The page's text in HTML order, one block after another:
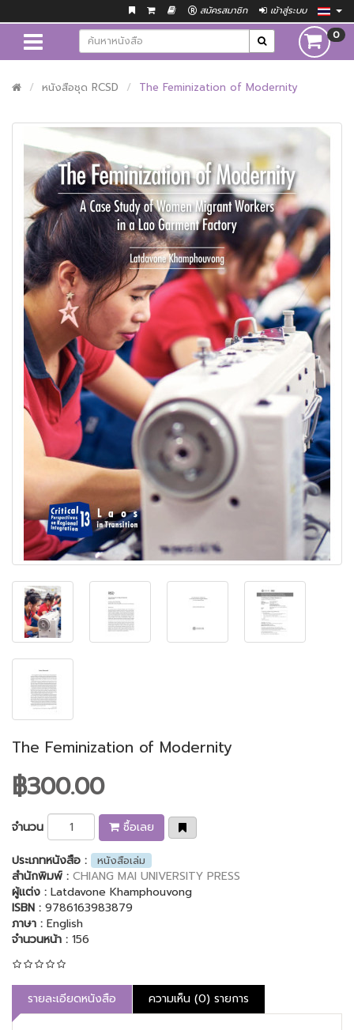
สมัครสมาชิก เข้าสู่ระบบ
0
หนังสือชุด RCSD The Feminization of Modernity
The Feminization of Modernity
฿300.00
จำนวน
ซื้อเลย
ประเภทหนังสือ :
หนังสือเล่ม
สำนักพิมพ์ : CHIANG MAI UNIVERSITY PRESS
ผู้แต่ง : Latdavone Khamphouvong
ISBN : 9786163983879
ภาษา : English
จำนวนหน้า : 156
รายละเอียดหนังสือ ความเห็น (0) รายการ